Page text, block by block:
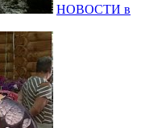
НОВОСТИ в